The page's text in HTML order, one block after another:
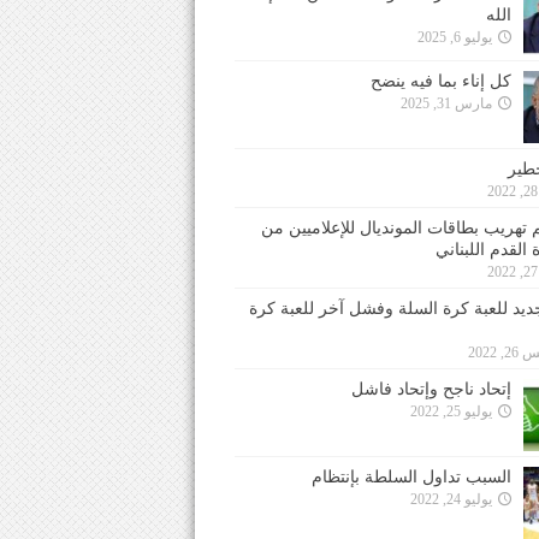
الله
يوليو 6, 2025
كل إناء بما فيه ينضح
مارس 31, 2025
تهريب بطاقات المونديال للإعلاميين من
القدم اللبناني
للعبة كرة السلة وفشل آخر للعبة كرة
إتحاد ناجح وإتحاد فاشل
يوليو 25, 2022
السبب تداول السلطة بإنتظام
يوليو 24, 2022